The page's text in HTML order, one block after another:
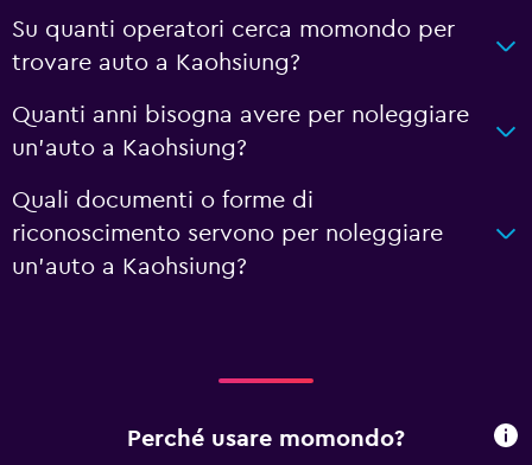
Su quanti operatori cerca momondo per
trovare auto a Kaohsiung?
Quanti anni bisogna avere per noleggiare
un'auto a Kaohsiung?
Quali documenti o forme di
riconoscimento servono per noleggiare
un'auto a Kaohsiung?
Perché usare momondo?